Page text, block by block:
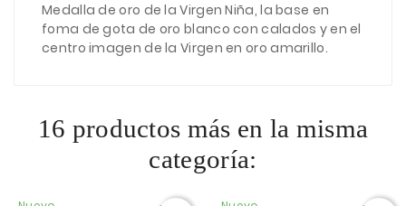
Medalla de oro de la Virgen Niña, la base en
foma de gota de oro blanco con calados y en el
centro imagen de la Virgen en oro amarillo.
16 productos más en la misma
categoría: